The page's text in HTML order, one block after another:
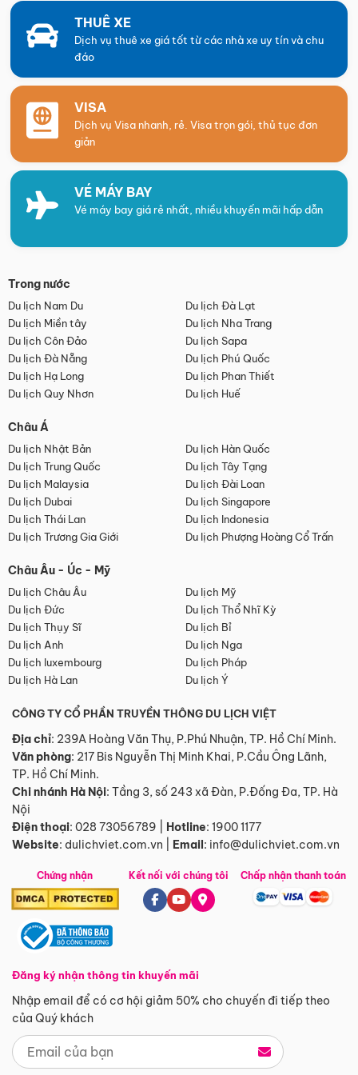
THUÊ XE
Dịch vụ thuê xe giá tốt từ các nhà xe uy tín và chu
đáo
VISA
Dịch vụ Visa nhanh, rẻ. Visa trọn gói, thủ tục đơn
giản
VÉ MÁY BAY
Vé máy bay giá rẻ nhất, nhiều khuyến mãi hấp dẫn
Trong nước
Du lịch Nam Du
Du lịch Đà Lạt
Du lịch Miền tây
Du lịch Nha Trang
Du lịch Côn Đảo
Du lịch Sapa
Du lịch Đà Nẵng
Du lịch Phú Quốc
Du lịch Hạ Long
Du lịch Phan Thiết
Du lịch Quy Nhơn
Du lịch Huế
Châu Á
Du lịch Nhật Bản
Du lịch Hàn Quốc
Du lịch Trung Quốc
Du lịch Tây Tạng
Du lịch Malaysia
Du lịch Đài Loan
Du lịch Dubai
Du lịch Singapore
Du lịch Thái Lan
Du lịch Indonesia
Du lịch Trương Gia Giới
Du lịch Phượng Hoàng Cổ Trấn
Châu Âu - Úc - Mỹ
Du lịch Châu Âu
Du lịch Mỹ
Du lịch Đức
Du lịch Thổ Nhĩ Kỳ
Du lịch Thụy Sĩ
Du lịch Bỉ
Du lịch Anh
Du lịch Nga
Du lịch luxembourg
Du lịch Pháp
Du lịch Hà Lan
Du lịch Ý
CÔNG TY CỔ PHẦN TRUYỀN THÔNG DU LỊCH VIỆT
Địa chỉ: 239A Hoàng Văn Thụ, P.Phú Nhuận, TP. Hồ Chí Minh.
Văn phòng: 217 Bis Nguyễn Thị Minh Khai, P.Cầu Ông Lãnh,
TP. Hồ Chí Minh.
Chi nhánh Hà Nội: Tầng 3, số 243 xã Đàn, P.Đống Đa, TP. Hà
Nội
Điện thoại: 028 73056789 Hotline: 1900 1177
Website: dulichviet.com.vn Email: info@dulichviet.com.vn
Chứng nhận
Đăng ký nhận thông tin khuyến mãi
Nhập email để có cơ hội giảm 50% cho chuyến đi tiếp theo
của Quý khách
Kết nối với chúng tôi Chấp nhận thanh toán